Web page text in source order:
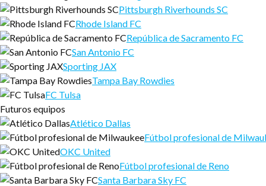
Pittsburgh Riverhounds SC
Rhode Island FC
República de Sacramento FC
San Antonio FC
Sporting JAX
Tampa Bay Rowdies
FC Tulsa
Futuros equipos
Atlético Dallas
Fútbol profesional de
OKC United
Fútbol profesional de Reno
Santa Barbara Sky FC